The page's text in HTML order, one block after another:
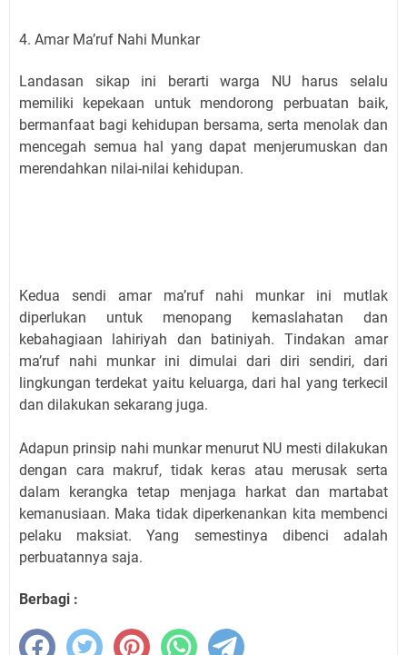
4. Amar Ma’ruf Nahi Munkar
Landasan sikap ini berarti warga NU harus selalu
memiliki kepekaan untuk mendorong perbuatan baik,
bermanfaat bagi kehidupan bersama, serta menolak dan
mencegah semua hal yang dapat menjerumuskan dan
merendahkan nilai-nilai kehidupan.
Kedua sendi amar ma’ruf nahi munkar ini mutlak
diperlukan untuk menopang kemaslahatan dan
kebahagiaan lahiriyah dan batiniyah. Tindakan amar
ma’ruf nahi munkar ini dimulai dari diri sendiri, dari
lingkungan terdekat yaitu keluarga, dari hal yang terkecil
dan dilakukan sekarang juga.
Adapun prinsip nahi munkar menurut NU mesti dilakukan
dengan cara makruf, tidak keras atau merusak serta
dalam kerangka tetap menjaga harkat dan martabat
kemanusiaan. Maka tidak diperkenankan kita membenci
pelaku maksiat. Yang semestinya dibenci adalah
perbuatannya saja.
Berbagi :